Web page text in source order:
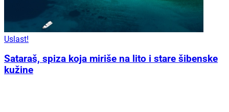
Uslast!
Sataraš, spiza koja miriše na lito i stare šibenske
kužine